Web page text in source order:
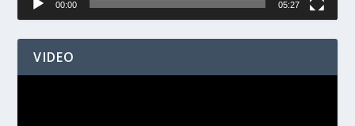
00:00 05:27
VIDEO